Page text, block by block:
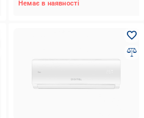
Немає в наявності